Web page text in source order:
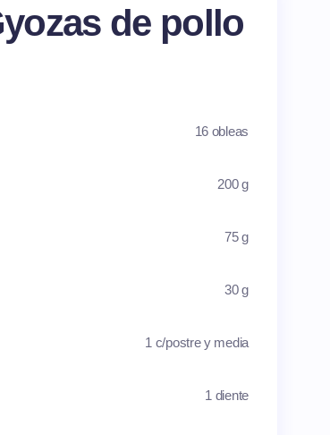
de pollo
16 obleas
200 g
75 g
30 g
1 c/postre y media
1 diente